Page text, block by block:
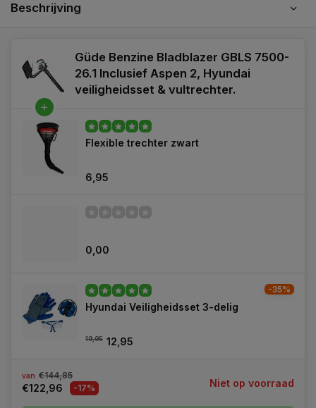
Beschrijving
Güde Benzine Bladblazer GBLS 7500-
26.1 Inclusief Aspen 2, Hyundai
veiligheidsset & vultrechter.
Flexible trechter zwart
6,95
0,00
Hyundai Veiligheidsset 3-delig
19,95 12,95
-35%
van €144,85
€122,96 -17% Niet op voorraad